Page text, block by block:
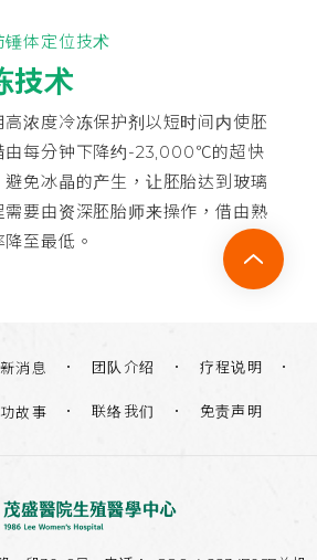
锤体定位技术
技术
浓度冷冻保护剂以短时间内使胚
由每分钟下降约-23,000℃的超快
免冰晶的产生，让胚胎达到玻璃
要由资深胚胎师来操作，借由熟
至最低。
消息 团队介绍 疗程说明
故事 联络我们 免责声明